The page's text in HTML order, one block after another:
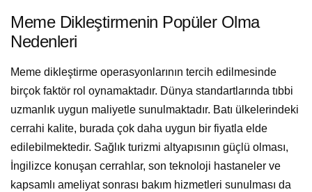
Meme Dikleştirmenin Popüler Olma
Nedenleri
Meme dikleştirme operasyonlarının tercih edilmesinde
birçok faktör rol oynamaktadır. Dünya standartlarında tıbbi
uzmanlık uygun maliyetle sunulmaktadır. Batı ülkelerindeki
cerrahi kalite, burada çok daha uygun bir fiyatla elde
edilebilmektedir. Sağlık turizmi altyapısının güçlü olması,
İngilizce konuşan cerrahlar, son teknoloji hastaneler ve
kapsamlı ameliyat sonrası bakım hizmetleri sunulması da